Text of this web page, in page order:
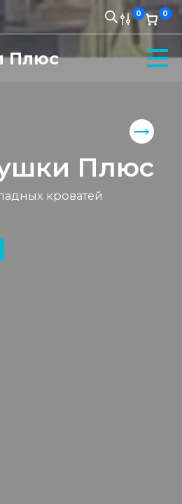
0 0
Плюс
Плюс
кроватей